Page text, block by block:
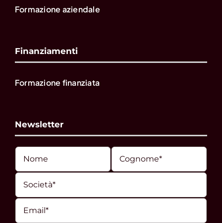
Formazione aziendale
Finanziamenti
Formazione finanziata
Newsletter